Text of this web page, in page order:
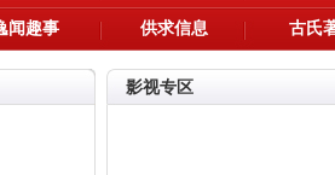
闻趣事 供求信息 古氏
影视专区